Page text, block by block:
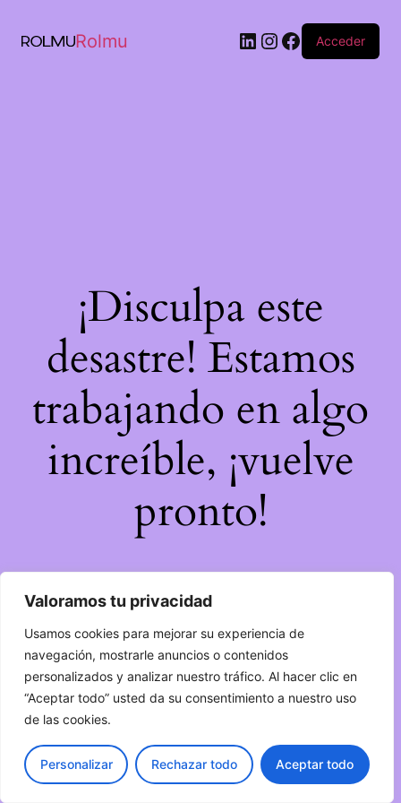
Valoramos tu privacidad
Usamos cookies para mejorar su experiencia de
navegación, mostrarle anuncios o contenidos
personalizados y analizar nuestro tráfico. Al hacer clic en
“Aceptar todo” usted da su consentimiento a nuestro uso
de las cookies.
Personalizar Rechazar todo Aceptar todo
Rolmu Acceder
¡Disculpa este
desastre! Estamos
trabajando en algo
increíble, ¡vuelve
pronto!